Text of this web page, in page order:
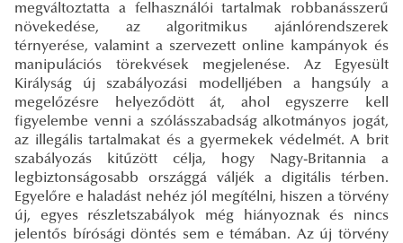
megváltoztatta a felhasználói tartalmak robbanásszerű
növekedése, az algoritmikus ajánlórendszerek
térnyerése, valamint a szervezett online kampányok és
manipulációs törekvések megjelenése. Az Egyesült
Királyság új szabályozási modelljében a hangsúly a
megelőzésre helyeződött át, ahol egyszerre kell
figyelembe venni a szólásszabadság alkotmányos jogát,
az illegális tartalmakat és a gyermekek védelmét. A brit
szabályozás kitűzött célja, hogy Nagy-Britannia a
legbiztonságosabb országgá váljék a digitális térben.
Egyelőre e haladást nehéz jól megítélni, hiszen a törvény
új, egyes részletszabályok még hiányoznak és nincs
jelentős bírósági döntés sem e témában. Az új törvény